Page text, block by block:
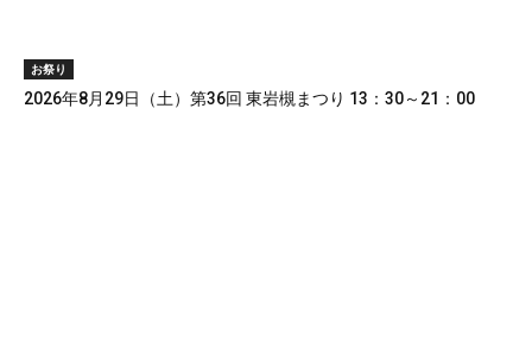
お祭り
2026年8月29日（土）第36回 東岩槻まつり 13：30～21：00